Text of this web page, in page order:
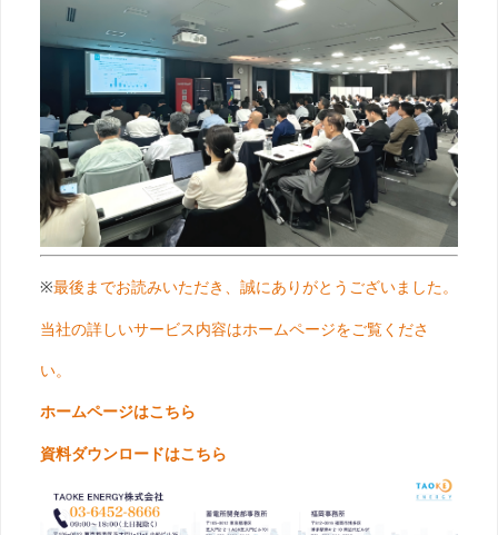
※最後までお読みいただき、誠にありがとうございました。
当社の詳しいサービス内容はホームページをご覧くださ
い。
ホームページはこちら
資料ダウンロードはこちら